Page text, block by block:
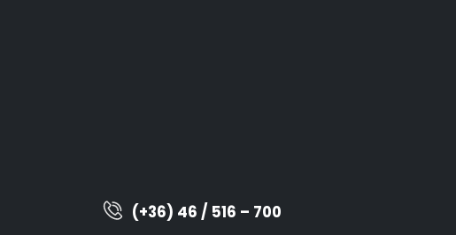
(+36) 46 / 516 – 700